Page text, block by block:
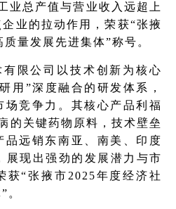
业总产值与营业收入远超上
业的拉动作用，荣获“张掖
量发展先进集体”称号。
限公司以技术创新为核心
用”深度融合的研发体系，
场竞争力。其核心产品利福
的关键药物原料，技术壁垒
品远销东南亚、南美、印度
展现出强劲的发展潜力与市
获“张掖市2025年度经济社
。